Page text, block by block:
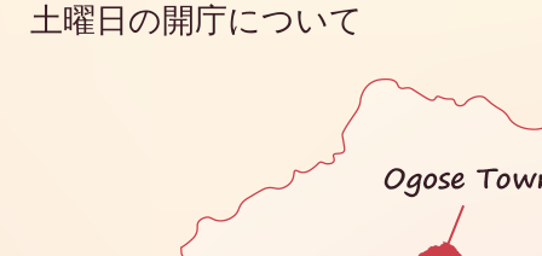
土曜日の開庁について